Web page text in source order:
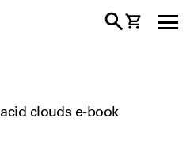
acid clouds e-book